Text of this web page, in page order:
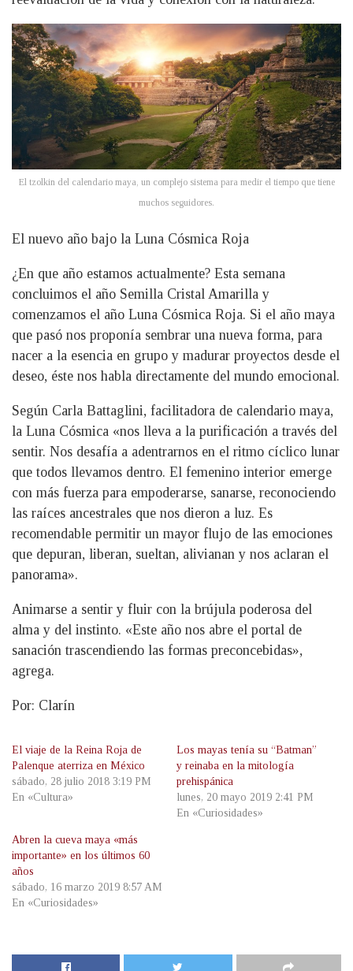
El tzolkin del calendario maya, un complejo sistema para medir el tiempo que tiene
muchos seguidores.
El nuevo año bajo la Luna Cósmica Roja
¿En que año estamos actualmente? Esta semana
concluimos el año Semilla Cristal Amarilla y
comenzamos el año Luna Cósmica Roja. Si el año maya
que pasó nos proponía sembrar una nueva forma, para
nacer a la esencia en grupo y madurar proyectos desde el
deseo, éste nos habla directamente del mundo emocional.
Según Carla Battaglini, facilitadora de calendario maya,
la Luna Cósmica «nos lleva a la purificación a través del
sentir. Nos desafía a adentrarnos en el ritmo cíclico lunar
que todos llevamos dentro. El femenino interior emerge
con más fuerza para empoderarse, sanarse, reconociendo
las raíces ancestrales que nos dieron a luz. Es
recomendable permitir un mayor flujo de las emociones
que depuran, liberan, sueltan, alivianan y nos aclaran el
panorama».
Animarse a sentir y fluir con la brújula poderosa del
alma y del instinto. «Este año nos abre el portal de
sanación trascendiendo las formas preconcebidas»,
agrega.
Por: Clarín
El viaje de la Reina Roja de
Palenque aterriza en México
sábado, 28 julio 2018 3:19 PM
En «Cultura»
Los mayas tenía su “Batman”
y reinaba en la mitología
prehispánica
lunes, 20 mayo 2019 2:41 PM
En «Curiosidades»
Abren la cueva maya «más
importante» en los últimos 60
años
sábado, 16 marzo 2019 8:57 AM
En «Curiosidades»